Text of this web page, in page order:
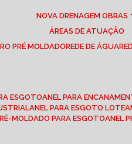
NOVA DRENAGEM OBRAS
ÁREAS DE ATUAÇÃO
PRÉ MOLDADO REDE DE ÁGUA
ESGOTO ANEL PARA
ANEL PARA ESGOTO
MOLDADO PARA ESGOTO ANEL